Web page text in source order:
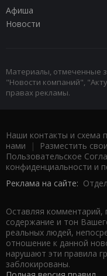
Афиша
Новости
Материалы, отмеченные
"Новости компаний",
правах рекламы.
Наши контакты и схема
нами | Разместить
Пользовательское
конфиденциальности и
Реклама на сайте:
Оставляя
содержание и тон
реальных людей,
отношение к данной
нарушают эти правила
заблокированы.